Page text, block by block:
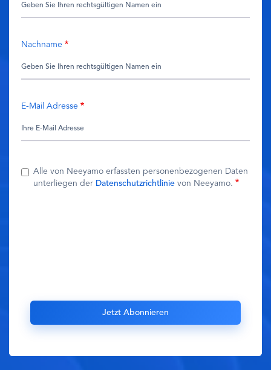
Nachname
E-Mail Adresse
Alle von Neeyamo erfassten personenbezogenen Daten
unterliegen der Datenschutzrichtlinie von Neeyamo.